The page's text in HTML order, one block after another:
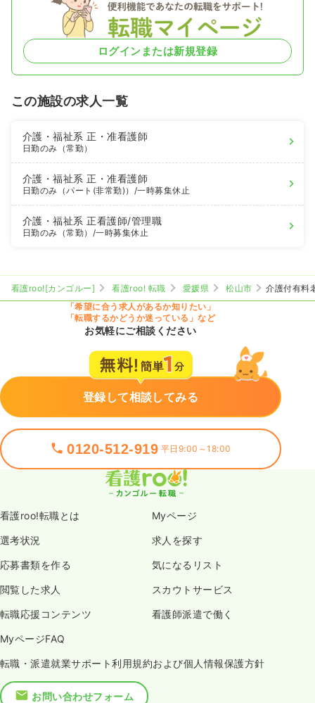
ログインまたは新規登録
この施設の求人一覧
介護・福祉系正・准看護師
日勤のみ（常勤）
介護・福祉系正・准看護師
日勤のみ（パート(非常勤)） /一時募集休止
介護・福祉系正看護師/管理職
日勤のみ（常勤） /一時募集休止
看護roo![カンゴルー] 看護roo! 転職 愛媛県 松山市
介護付有料
「希望に合う求人があるか知りたい」
「転職するかどうか迷っている」など
お気軽にご相談ください
登録して相談してみる
0120-512-919 平日9:00～18:00
看護roo!転職とは Myページ
選考状況 求人を探す
応募書類を作る 気になるリスト
閲覧した求人 スカウトサービス
転職応援コンテンツ 看護師派遣で働く
MyページFAQ
転職・派遣就業サポート利用規約および個人情報保護方針
お問い合わせフォーム